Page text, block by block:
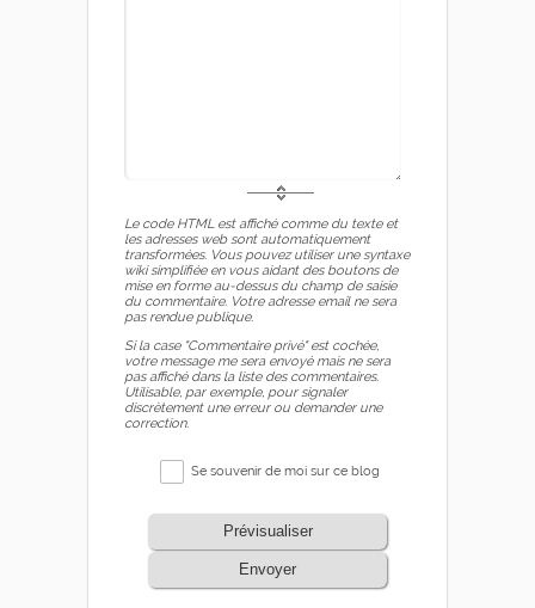
Le code HTML est affiché comme du texte et
les adresses web sont automatiquement
transformées. Vous pouvez utiliser une syntaxe
wiki simplifiée en vous aidant des boutons de
mise en forme au-dessus du champ de saisie
du commentaire. Votre adresse email ne sera
pas rendue publique.
Si la case "Commentaire privé" est cochée,
votre message me sera envoyé mais ne sera
pas affiché dans la liste des commentaires.
Utilisable, par exemple, pour signaler
discrètement une erreur ou demander une
correction.
Se souvenir de moi sur ce blog
Prévisualiser
Envoyer